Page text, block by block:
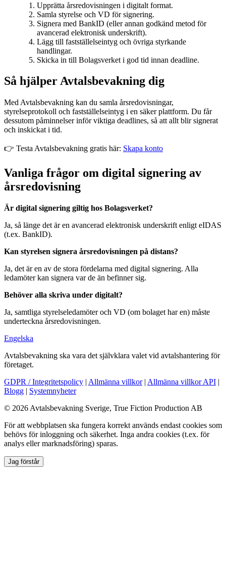
Upprätta årsredovisningen i digitalt format.
Samla styrelse och VD för signering.
Signera med BankID (eller annan godkänd metod för
avancerad elektronisk underskrift).
Lägg till fastställelseintyg och övriga styrkande
handlingar.
Skicka in till Bolagsverket i god tid innan deadline.
Så hjälper Avtalsbevakning dig
Med Avtalsbevakning kan du samla årsredovisningar,
styrelseprotokoll och fastställelseintyg i en säker plattform. Du får
dessutom påminnelser inför viktiga deadlines, så att allt blir signerat
och inskickat i tid.
👉 Testa Avtalsbevakning gratis här: Skapa konto
Vanliga frågor om digital signering av
årsredovisning
Är digital signering giltig hos Bolagsverket?
Ja, så länge det är en avancerad elektronisk underskrift enligt eIDAS
(t.ex. BankID).
Kan styrelsen signera årsredovisningen på distans?
Ja, det är en av de stora fördelarna med digital signering. Alla
ledamöter kan signera var de än befinner sig.
Behöver alla skriva under digitalt?
Ja, samtliga styrelseledamöter och VD (om bolaget har en) måste
underteckna årsredovisningen.
Engelska
Avtalsbevakning ska vara det självklara valet vid avtalshantering för
företaget.
GDPR / Integritetspolicy | Allmänna villkor| Allmänna villkor API |
Blogg | Systemnyheter
© 2026 Avtalsbevakning Sverige, True Fiction Production AB
För att webbplatsen ska fungera korrekt används endast cookies som
behövs för inloggning och säkerhet. Inga andra cookies (t.ex. för
analys eller marknadsföring) sparas.
Jag förstår